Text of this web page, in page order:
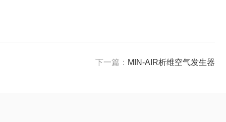
下一篇： MIN-AIR析维空气发生器